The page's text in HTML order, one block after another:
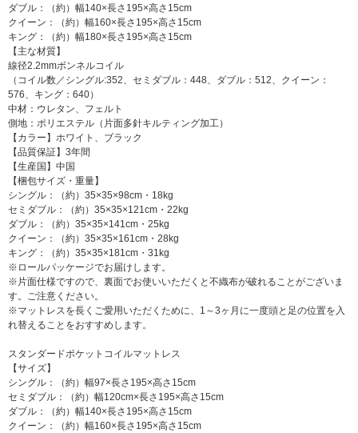
ダブル：（約）幅140×長さ195×高さ15cm
クイーン：（約）幅160×長さ195×高さ15cm
キング：（約）幅180×長さ195×高さ15cm
【主な材質】
線径2.2mmボンネルコイル
（コイル数／シングル:352、セミダブル：448、ダブル：512、クイーン：
576、キング：640）
中材：ウレタン、フェルト
側地：ポリエステル（片面多針キルティング加工）
【カラー】ホワイト、ブラック
【品質保証】3年間
【生産国】中国
【梱包サイズ・重量】
シングル：（約）35×35×98cm・18kg
セミダブル：（約）35×35×121cm・22kg
ダブル：（約）35×35×141cm・25kg
クイーン：（約）35×35×161cm・28kg
キング：（約）35×35×181cm・31kg
※ロールパッケージでお届けします。
※片面仕様ですので、裏面でお使いいただくと不織布が破れることがございま
す。ご注意ください。
※マットレスを長くご愛用いただくために、1～3ヶ月に一度頭と足の位置を入
れ替えることをおすすめします。
スタンダードポケットコイルマットレス
【サイズ】
シングル：（約）幅97×長さ195×高さ15cm
セミダブル：（約）幅120cm×長さ195×高さ15cm
ダブル：（約）幅140×長さ195×高さ15cm
クイーン：（約）幅160×長さ195×高さ15cm